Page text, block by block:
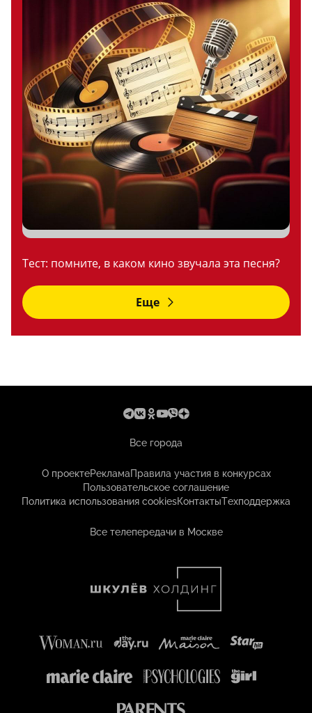
Тест: помните, в каком кино звучала эта песня?
Еще
Все города
О проектеРекламаПравила участия в конкурсах
Пользовательское соглашение
Политика использования cookiesКонтактыТехподдержка
Все телепередачи в Москве